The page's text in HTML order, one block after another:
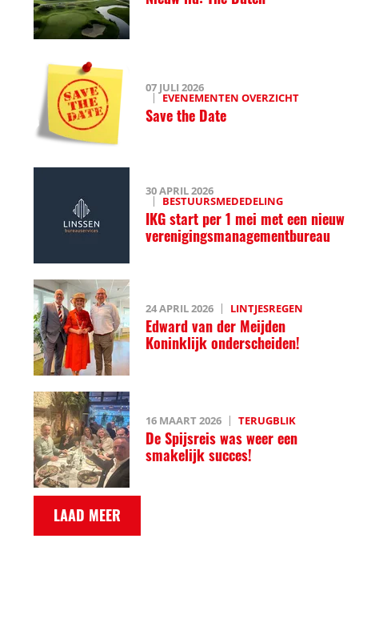
07 JULI 2026
EVENEMENTEN OVERZICHT
Save the Date
30 APRIL 2026
BESTUURSMEDEDELING
IKG start per 1 mei met een nieuw
verenigingsmanagementbureau
24 APRIL 2026 LINTJESREGEN
Edward van der Meijden
Koninklijk onderscheiden!
16 MAART 2026 TERUGBLIK
De Spijsreis was weer een
smakelijk succes!
LAAD MEER